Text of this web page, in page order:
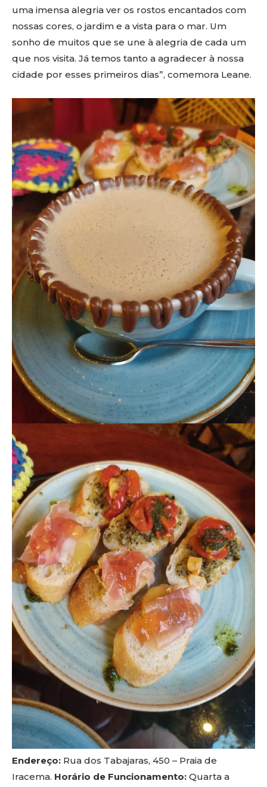
uma imensa alegria ver os rostos encantados com
nossas cores, o jardim e a vista para o mar. Um
sonho de muitos que se une à alegria de cada um
que nos visita. Já temos tanto a agradecer à nossa
cidade por esses primeiros dias”, comemora Leane.
Endereço: Rua dos Tabajaras, 450 – Praia de
Iracema. Horário de Funcionamento: Quarta a